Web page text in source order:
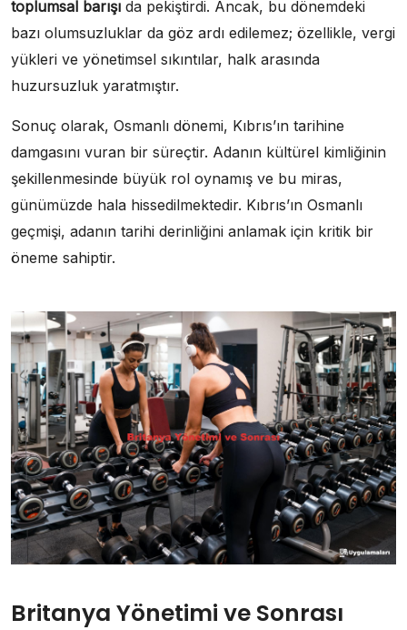
toplumsal barışı da pekiştirdi. Ancak, bu dönemdeki
bazı olumsuzluklar da göz ardı edilemez; özellikle, vergi
yükleri ve yönetimsel sıkıntılar, halk arasında
huzursuzluk yaratmıştır.
Sonuç olarak, Osmanlı dönemi, Kıbrıs’ın tarihine
damgasını vuran bir süreçtir. Adanın kültürel kimliğinin
şekillenmesinde büyük rol oynamış ve bu miras,
günümüzde hala hissedilmektedir. Kıbrıs’ın Osmanlı
geçmişi, adanın tarihi derinliğini anlamak için kritik bir
öneme sahiptir.
Britanya Yönetimi ve Sonrası